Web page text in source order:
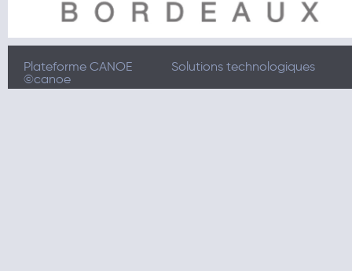
Plateforme CANOE
Solutions technologiques
©canoe